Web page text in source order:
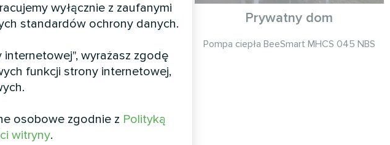
Osiedle "Rybynśki" Prywatny dom
Pompа ciepła BeeSmart MHCS 045 NBS
wyłącznie z zaufanymi
standardów ochrony danych.
wyrażasz zgodę
funkcji strony internetowej,
osobowe zgodnie z Polityką
witryny.